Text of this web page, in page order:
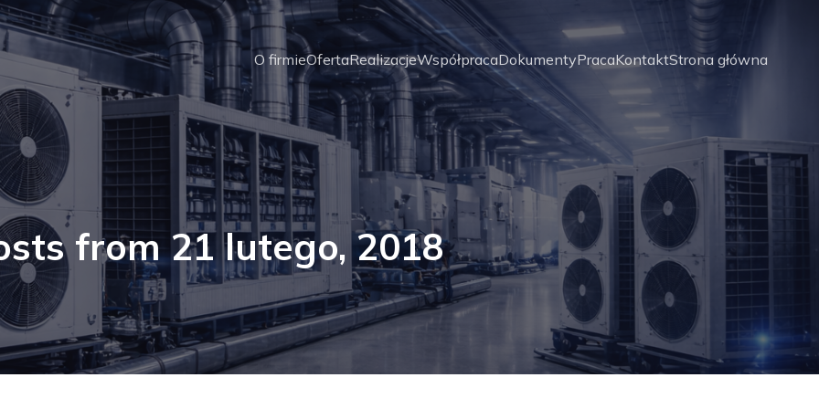
O firmieOfertaRealizacjeWspółpracaDokumentyPracaKontaktStrona główna
from 21 lutego, 2018